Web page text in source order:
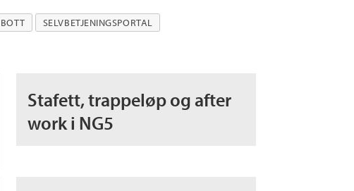
BOTT SELVBETJENINGSPORTAL
Stafett, trappeløp og after
work i NG5